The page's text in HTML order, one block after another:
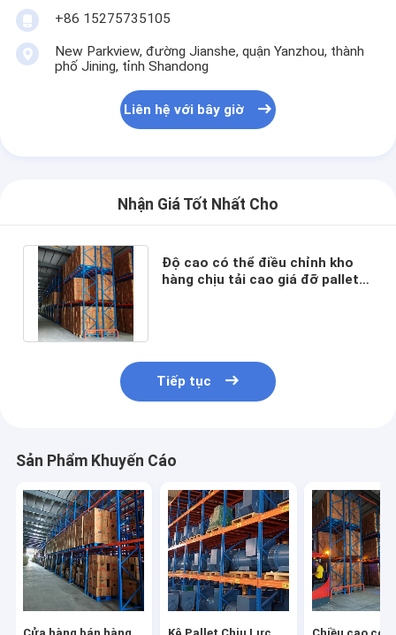
+86 15275735105
New Parkview, đường Jianshe, quận Yanzhou, thành
phố Jining, tỉnh Shandong
Liên hệ với bây giờ
Nhận Giá Tốt Nhất Cho
Độ cao có thể điều chỉnh kho
hàng chịu tải cao giá đỡ pallet
Tiếp tục
Sản Phẩm Khuyến Cáo